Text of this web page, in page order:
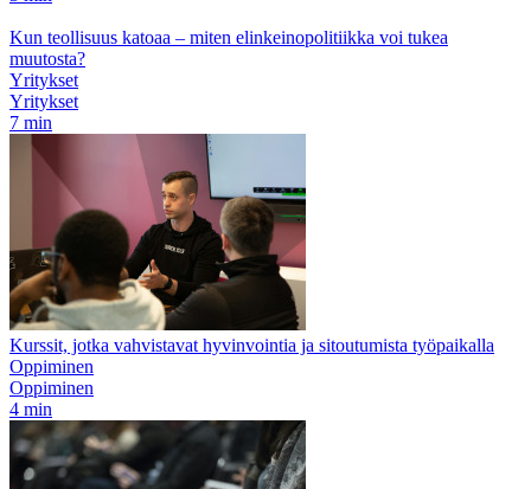
Kun teollisuus katoaa – miten elinkeinopolitiikka voi tukea
muutosta?
Yritykset
Yritykset
7 min
Kurssit, jotka vahvistavat hyvinvointia ja sitoutumista työpaikalla
Oppiminen
Oppiminen
4 min